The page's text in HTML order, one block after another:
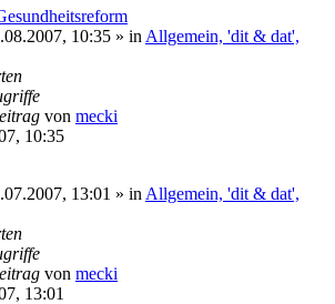
10:35 » in Allgemein, 'dit & dat',
von mecki
10:35
13:01 » in Allgemein, 'dit & dat',
von mecki
13:01